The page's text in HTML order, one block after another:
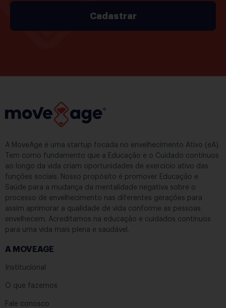
Cadastrar
A MoveAge é uma startup focada no envelhecimento Ativo (eA).
Tem como fundamento que a Educação e o Cuidado contínuos
ao longo da vida criam oportunidades de exercício ativo das
funções sociais. Nosso propósito é promover Educação e
Saúde para a mudança da mentalidade negativa sobre o
processo de envelhecimento nas diferentes gerações para
assim aprimorar a qualidade de vida conforme as pessoas
envelhecem. Acreditamos na educação e cuidados contínuos
para uma vida mais plena e saudável.
A MOVEAGE
Institucional
O que fazemos
Fale conosco